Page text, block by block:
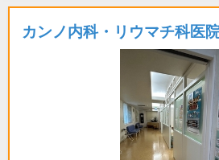
カンノ内科・リウマチ科医